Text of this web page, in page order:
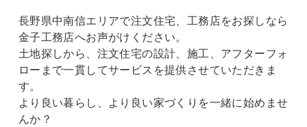
長野県中南信エリアで注文住宅、工務店をお探しなら
金子工務店へお声がけください。
土地探しから、注文住宅の設計、施工、アフターフォ
ローまで一貫してサービスを提供させていただきま
す。
より良い暮らし、より良い家づくりを一緒に始めませ
んか？